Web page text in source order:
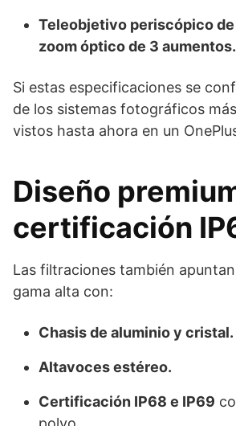
Teleobjetivo periscópico
zoom óptico de 3 aumentos.
Si estas especificaciones se
de los sistemas fotográficos
vistos hasta ahora en un
Diseño
certificación
Las filtraciones también
gama alta con:
Chasis de aluminio y cristal.
Altavoces estéreo.
Certificación IP68 e IP69